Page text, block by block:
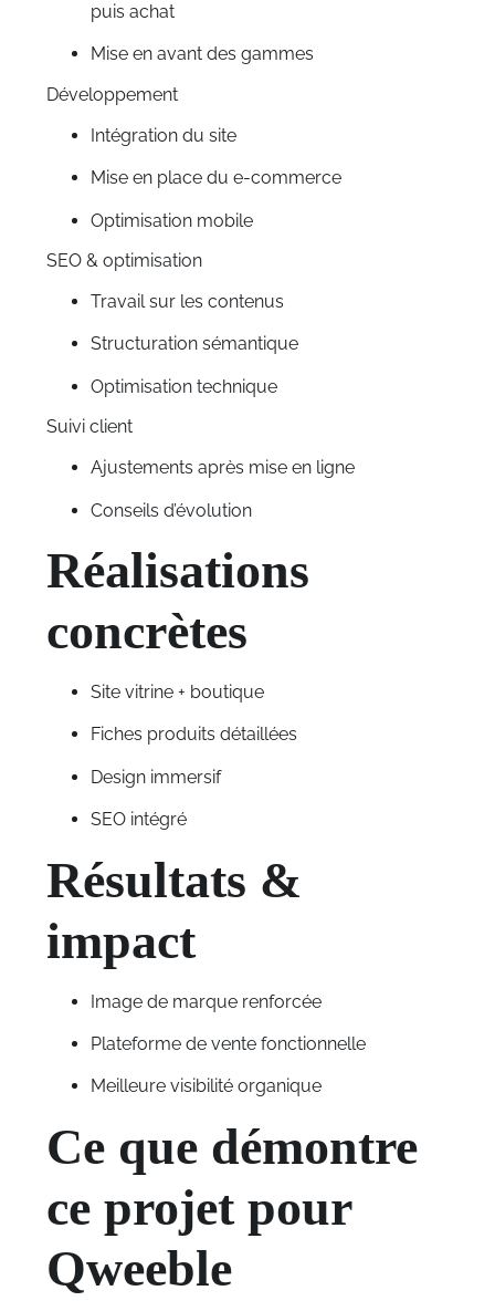
puis achat
Mise en avant des gammes
Développement
Intégration du site
Mise en place du e-commerce
Optimisation mobile
SEO & optimisation
Travail sur les contenus
Structuration sémantique
Optimisation technique
Suivi client
Ajustements après mise en ligne
Conseils d’évolution
Réalisations
concrètes
Site vitrine + boutique
Fiches produits détaillées
Design immersif
SEO intégré
Résultats &
impact
Image de marque renforcée
Plateforme de vente fonctionnelle
Meilleure visibilité organique
Ce que démontre
ce projet pour
Qweeble